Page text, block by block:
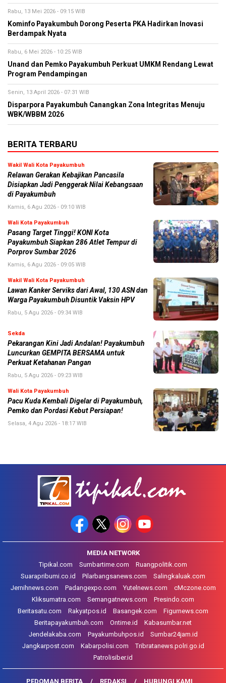
Rabu, 13 Mei 2026 - 09:15 WIB
Kominfo Payakumbuh Dorong Peserta PKA Hadirkan Inovasi
Berdampak Nyata
Rabu, 6 Mei 2026 - 10:25 WIB
Unand dan Pemko Payakumbuh Perkuat UMKM Rendang Lewat
Program Pendampingan
Senin, 13 April 2026 - 07:31 WIB
Disparpora Payakumbuh Canangkan Zona Integritas Menuju
WBK/WBBM 2026
BERITA TERBARU
Wakil Wali Kota Payakumbuh
Relawan Gerakan Kebajikan Pancasila
Disiapkan Jadi Penggerak Nilai Kebangsaan
di Payakumbuh
Kamis, 6 Agu 2026 - 09:10 WIB
Wali Kota Payakumbuh
Pasang Target Tinggi! KONI Kota
Payakumbuh Siapkan 286 Atlet Tempur di
Porprov Sumbar 2026
Kamis, 6 Agu 2026 - 09:05 WIB
Wakil Wali Kota Payakumbuh
Lawan Kanker Serviks dari Awal, 130 ASN dan
Warga Payakumbuh Disuntik Vaksin HPV
Rabu, 5 Agu 2026 - 09:34 WIB
Sekda
Pekarangan Kini Jadi Andalan! Payakumbuh
Luncurkan GEMPITA BERSAMA untuk
Perkuat Ketahanan Pangan
Rabu, 5 Agu 2026 - 09:23 WIB
Wali Kota Payakumbuh
Pacu Kuda Kembali Digelar di Payakumbuh,
Pemko dan Pordasi Kebut Persiapan!
Selasa, 4 Agu 2026 - 18:17 WIB
MEDIA NETWORK
Tipikal.com
Sumbartime.com
Ruangpolitik.com
Suarapribumi.co.id
Pilarbangsanews.com
Salingkaluak.com
Jernihnews.com
Padangexpo.com Yutelnews.com
cMczone.com
Kliksumatra.com
Semangatnews.com
Presindo.com
Beritasatu.com
Rakyatpos.id Basangek.com
Figurnews.com
Beritapayakumbuh.com
Ontime.id
Kabasumbar.net
Jendelakaba.com
Payakumbuhpos.id
Sumbar24jam.id
Jangkarpost.com
Kabarpolisi.com
Tribratanews.polri.go.id
Patrolisiber.id
PEDOMAN BERITA REDAKSI HUBUNGI KAMI